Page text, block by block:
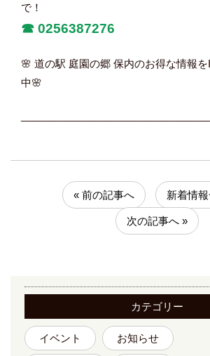
で！
☎︎ 0256387276
🌸 道の駅 庭園の郷 保内のお得な情報
中🌸
« 前の記事へ 新着情
次の記事へ »
カテゴリー
イベント お知らせ